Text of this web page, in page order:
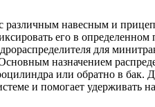
различным навесным и
его в
для
назначением
или обратно в
и помогает